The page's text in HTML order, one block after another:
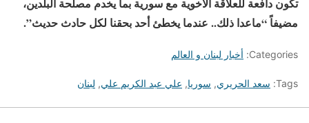
مضيفاً “ماعدا ذلك.. عندما يخطئ أحد بحقنا لكل حادث حديث”.
Categories: أخبار لبنان و العالم
Tags: سعد الحريري, سوريا, علي عبد الكريم علي, لبنان